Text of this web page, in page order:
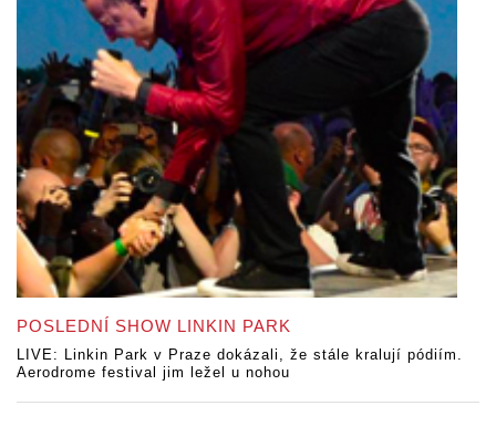
POSLEDNÍ SHOW LINKIN PARK
LIVE: Linkin Park v Praze dokázali, že stále kralují pódiím.
Aerodrome festival jim ležel u nohou